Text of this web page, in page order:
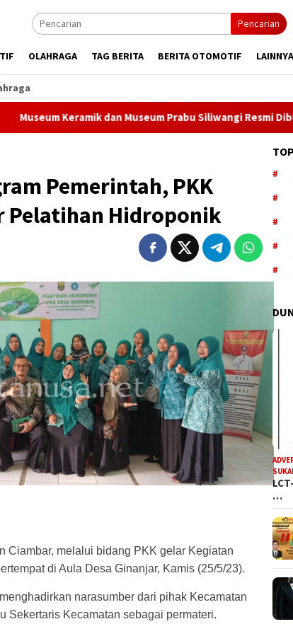
Pencarian
OLAHRAGA TAG BERITA BERITA OTOMOTIF LAINNYA
dan Museum Prabu Siliwangi Resmi Dibuka, Bobby
Pemerintah, PKK
Pelatihan Hidroponik
Ciambar, melalui bidang PKK gelar Kegiatan
di Aula Desa Ginanjar, Kamis (25/5/23).
narasumber dari pihak Kecamatan
Sekertaris Kecamatan sebagai permateri.
…